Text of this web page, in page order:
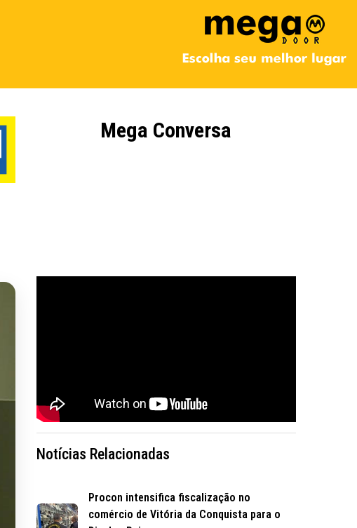
Mega Conversa
Notícias Relacionadas
Procon intensifica fiscalização no
comércio de Vitória da Conquista para o